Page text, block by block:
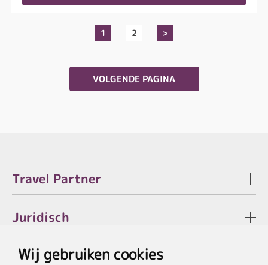
Wij gebruiken cookies
1 2 >
VOLGENDE PAGINA
Travel Partner
Juridisch